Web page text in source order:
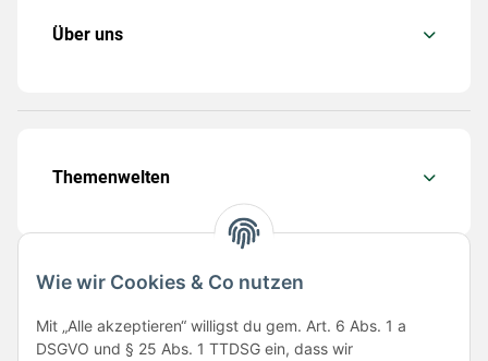
Wie wir Cookies & Co nutzen
Mit „Alle akzeptieren“ willigst du gem. Art. 6 Abs. 1 a
DSGVO und § 25 Abs. 1 TTDSG ein, dass wir
Über uns
Themenwelten
Folge uns